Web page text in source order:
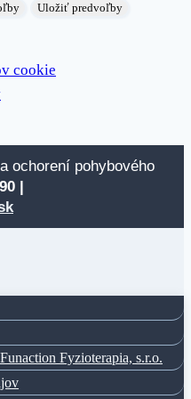
Uložiť predvoľby
cookie
ochorení pohybového
|
Fyzioterapia, s.r.o.